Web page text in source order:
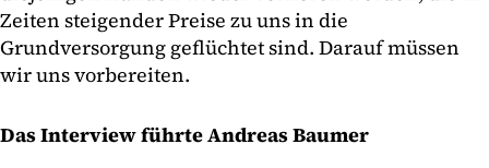
Zeiten steigender Preise zu uns in die
Grundversorgung geflüchtet sind. Darauf müssen
wir uns vorbereiten.
Das Interview führte Andreas Baumer